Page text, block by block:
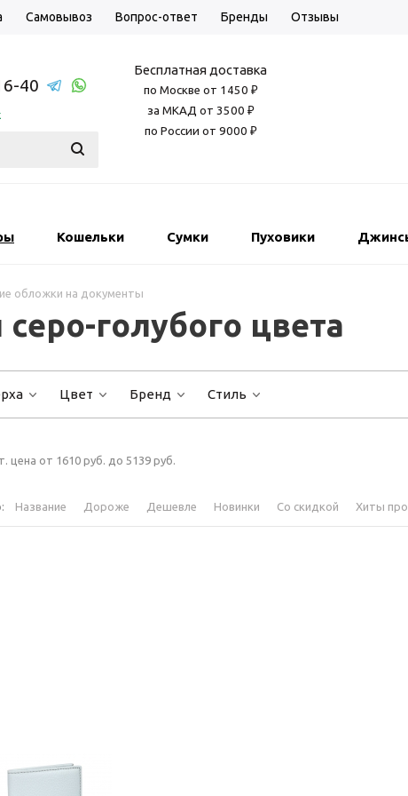
Самовывоз Вопрос-ответ Бренды Отзывы
40
Бесплатная доставка
по Москве от 1450 ₽
за МКАД от 3500 ₽
по России от 9000 ₽
Кошельки Сумки Пуховики
обложки на документы
голубого цвета
Цвет Бренд Стиль
цена от 1610 руб. до 5139 руб.
Название Дороже Дешевле Новинки Со скидкой Хиты